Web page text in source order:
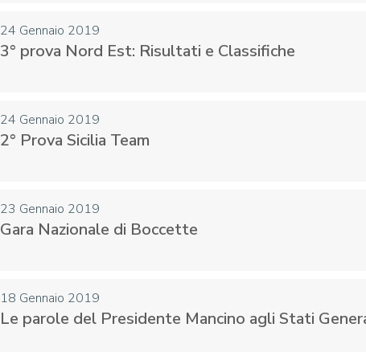
24 Gennaio 2019
3° prova Nord Est: Risultati e Classifiche
24 Gennaio 2019
2° Prova Sicilia Team
23 Gennaio 2019
Gara Nazionale di Boccette
18 Gennaio 2019
Le parole del Presidente Mancino agli Stati